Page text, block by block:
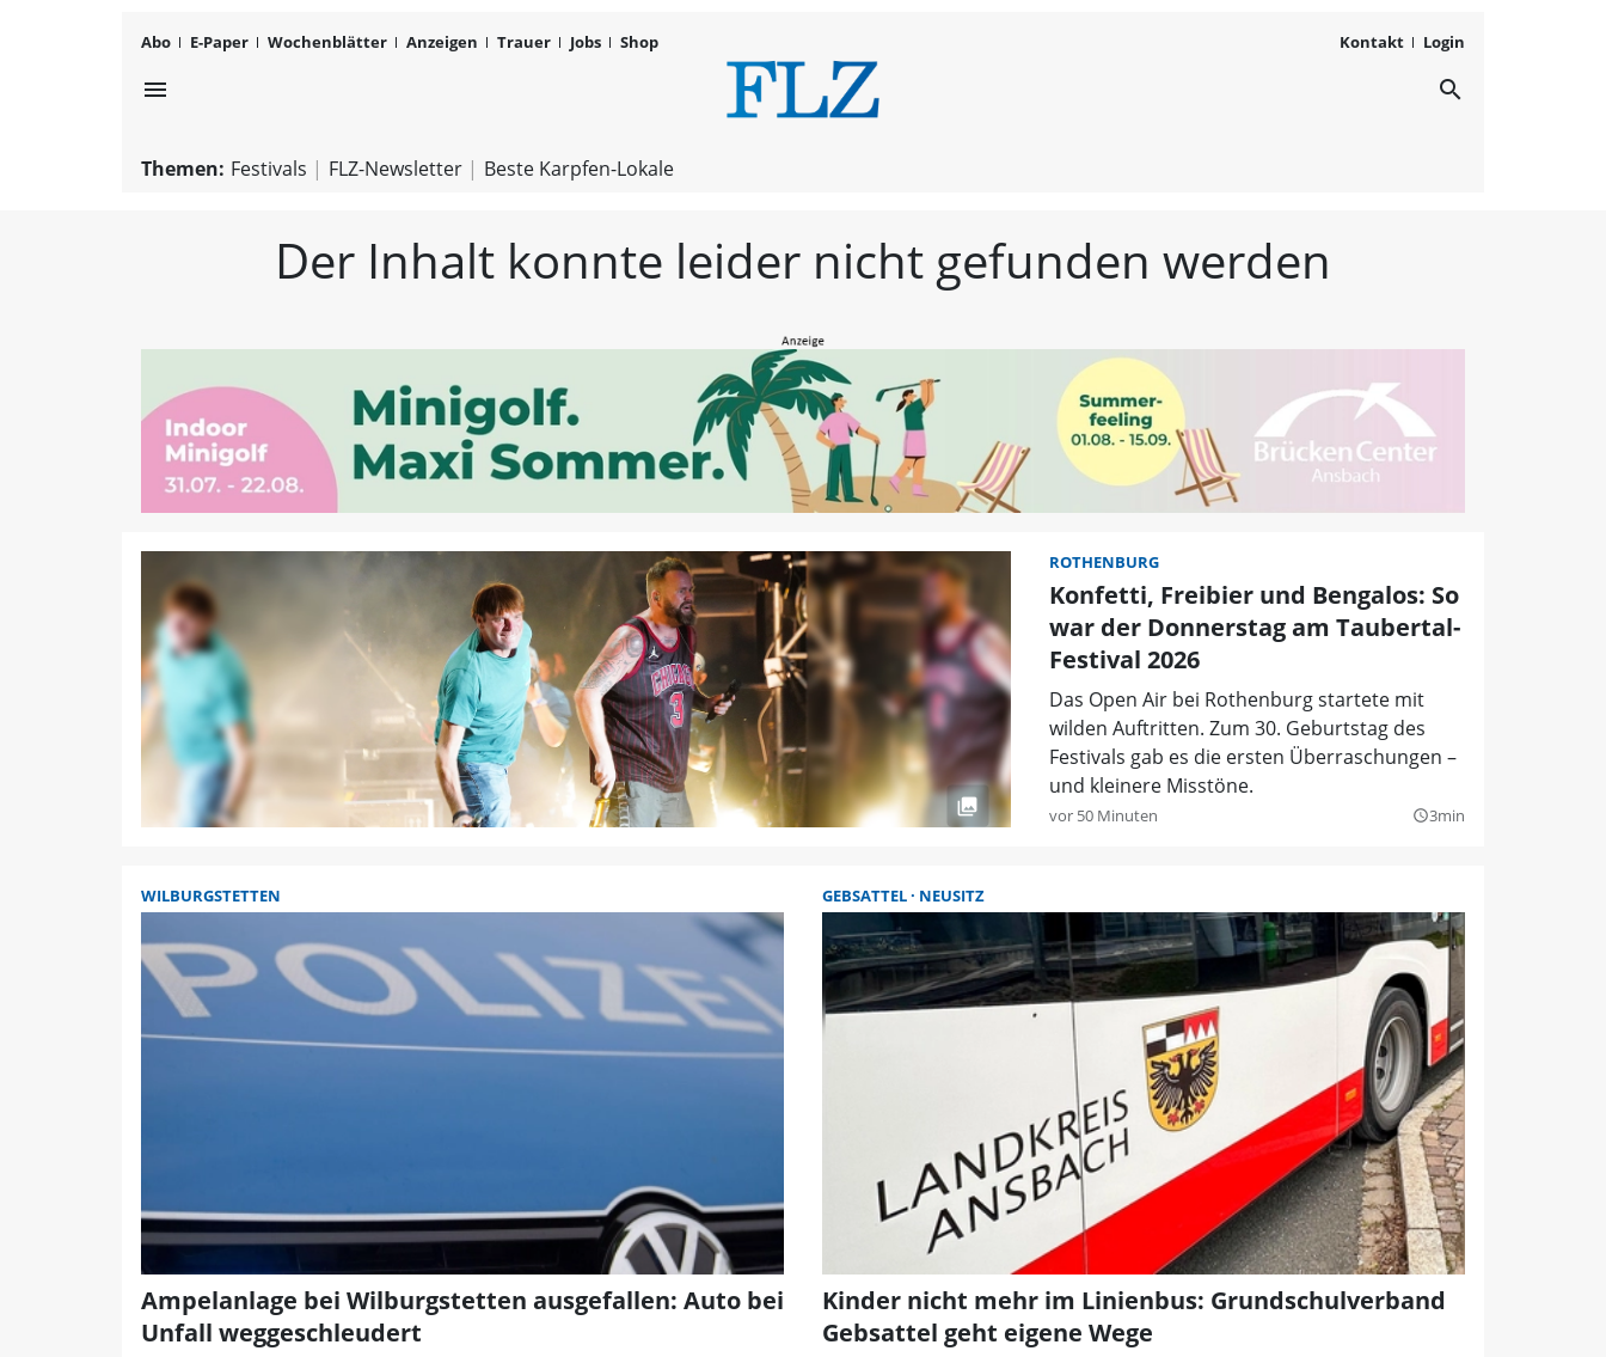
Abo E-Paper Wochenblätter Anzeigen Trauer Jobs Shop Kontakt Login
menu FLZ – Nachrichten aus search
Themen: Festivals FLZ-Newsletter Beste Karpfen-Lokale
Der Inhalt konnte leider nicht gefunden werden
ROTHENBURG
Konfetti, Freibier und Bengalos: So
war der Donnerstag am Taubertal-
Festival 2026
Das Open Air bei Rothenburg startete mit
wilden Auftritten. Zum 30. Geburtstag des
Festivals gab es die ersten Überraschungen –
und kleinere Misstöne.
vor 50 Minuten query_builder3min
WILBURGSTETTEN
Ampelanlage bei Wilburgstetten ausgefallen: Auto bei
Unfall weggeschleudert
GEBSATTEL NEUSITZ
Kinder nicht mehr im Linienbus: Grundschulverband
Gebsattel geht eigene Wege